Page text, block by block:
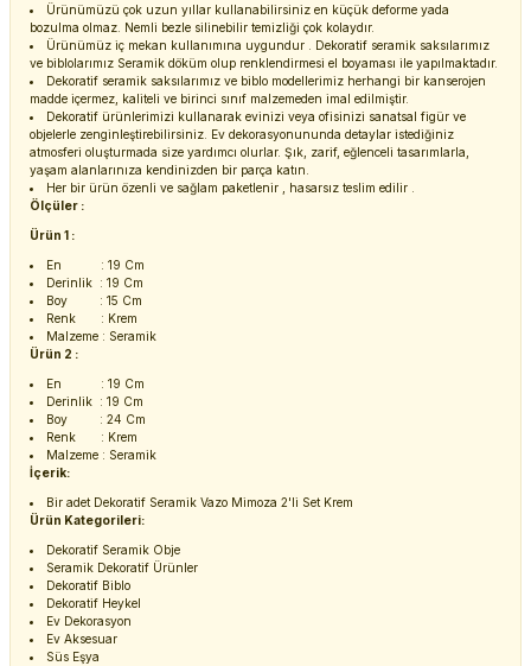
Ürünümüzü çok uzun yıllar kullanabilirsiniz en küçük deforme yada
bozulma olmaz. Nemli bezle silinebilir temizliği çok kolaydır.
Ürünümüz iç mekan kullanımına uygundur . Dekoratif seramik saksılarımız
ve biblolarımız Seramik döküm olup renklendirmesi el boyaması ile yapılmaktadır.
Dekoratif seramik saksılarımız ve biblo modellerimiz herhangi bir kanserojen
madde içermez, kaliteli ve birinci sınıf malzemeden imal edilmiştir.
Dekoratif ürünlerimizi kullanarak evinizi veya ofisinizi sanatsal figür ve
objelerle zenginleştirebilirsiniz. Ev dekorasyonununda detaylar istediğiniz
atmosferi oluşturmada size yardımcı olurlar. Şık, zarif, eğlenceli tasarımlarla,
yaşam alanlarınıza kendinizden bir parça katın.
Her bir ürün özenli ve sağlam paketlenir , hasarsız teslim edilir .
Ölçüler :
Ürün 1 :
En : 19 Cm
Derinlik : 19 Cm
Boy : 15 Cm
Renk : Krem
Malzeme : Seramik
Ürün 2 :
En : 19 Cm
Derinlik : 19 Cm
Boy : 24 Cm
Renk : Krem
Malzeme : Seramik
İçerik:
Bir adet Dekoratif Seramik Vazo Mimoza 2'li Set Krem
Ürün Kategorileri:
Dekoratif Seramik Obje
Seramik Dekoratif Ürünler
Dekoratif Biblo
Dekoratif Heykel
Ev Dekorasyon
Ev Aksesuar
Süs Eşya